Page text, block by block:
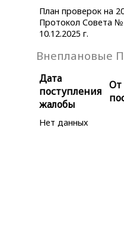
План проверок на
Протокол Совета
10.12.2025 г.
Внеплановые
Дата
поступления
жалобы
От
Нет данных